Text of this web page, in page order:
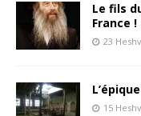
Le fils
France !
23
15